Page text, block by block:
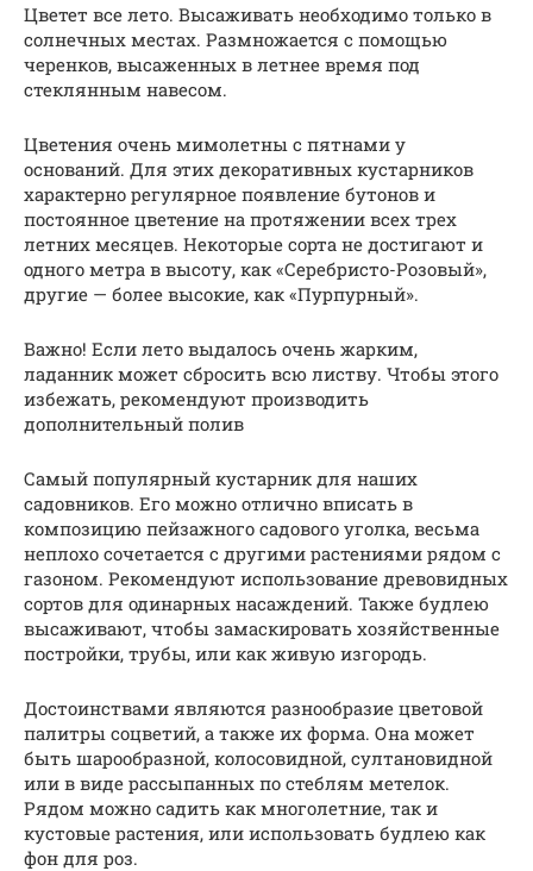
Цветет все лето. Высаживать необходимо только в
солнечных местах. Размножается с помощью
черенков, высаженных в летнее время под
стеклянным навесом.
Цветения очень мимолетны с пятнами у
оснований. Для этих декоративных кустарников
характерно регулярное появление бутонов и
постоянное цветение на протяжении всех трех
летних месяцев. Некоторые сорта не достигают и
одного метра в высоту, как «Серебристо-Розовый»,
другие — более высокие, как «Пурпурный».
Важно! Если лето выдалось очень жарким,
ладанник может сбросить всю листву. Чтобы этого
избежать, рекомендуют производить
дополнительный полив
Самый популярный кустарник для наших
садовников. Его можно отлично вписать в
композицию пейзажного садового уголка, весьма
неплохо сочетается с другими растениями рядом с
газоном. Рекомендуют использование древовидных
сортов для одинарных насаждений. Также будлею
высаживают, чтобы замаскировать хозяйственные
постройки, трубы, или как живую изгородь.
Достоинствами являются разнообразие цветовой
палитры соцветий, а также их форма. Она может
быть шарообразной, колосовидной, султановидной
или в виде рассыпанных по стеблям метелок.
Рядом можно садить как многолетние, так и
кустовые растения, или использовать будлею как
фон для роз.